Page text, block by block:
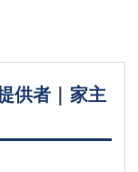
供者｜家主